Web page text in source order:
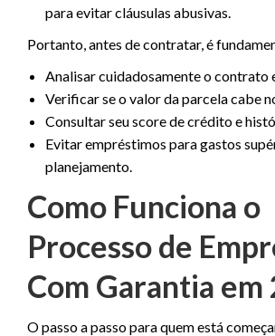
para evitar cláusulas abusivas.
Portanto, antes de contratar, é
Analisar cuidadosamente o contrato
Verificar se o valor da parcela cabe
Consultar seu score de crédito e
Evitar empréstimos para gastos
planejamento.
Como Funciona o
Processo de
Com Garantia em
O passo a passo para quem está